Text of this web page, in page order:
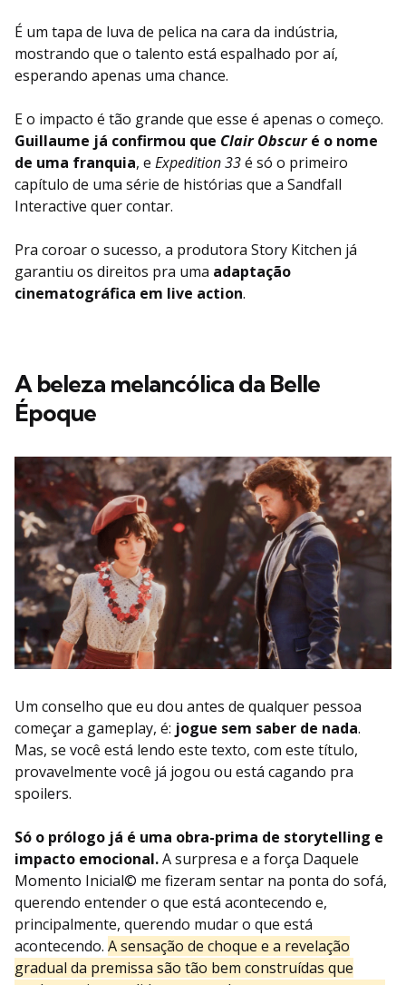
É um tapa de luva de pelica na cara da indústria,
mostrando que o talento está espalhado por aí,
esperando apenas uma chance.
E o impacto é tão grande que esse é apenas o começo.
Guillaume já confirmou que Clair Obscuré o nome
de uma franquia, e Expedition 33é só o primeiro
capítulo de uma série de histórias que a Sandfall
Interactive quer contar.
Pra coroar o sucesso, a produtora Story Kitchen já
garantiu os direitos pra uma adaptação
cinematográfica em live action.
A beleza melancólica da Belle
Époque
Um conselho que eu dou antes de qualquer pessoa
começar a gameplay, é: jogue sem saber de nada.
Mas, se você está lendo este texto, com este título,
provavelmente você já jogou ou está cagando pra
spoilers.
Só o prólogo já é uma obra-prima de storytelling e
impacto emocional.A surpresa e a força Daquele
Momento Inicial© me fizeram sentar na ponta do sofá,
querendo entender o que está acontecendo e,
principalmente, querendo mudar o que está
acontecendo. A sensação de choque e a revelação
gradual da premissa são tão bem construídas que